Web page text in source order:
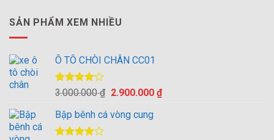
SẢN PHẨM XEM NHIỀU
Ô TÔ CHÒI CHÂN CC01
Được
4.00 5
sao
3.000.000₫ Giá
là:
2.900.000 ₫Giá
Bập bênh cá vòng cung